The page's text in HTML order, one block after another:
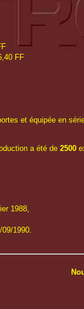
FF
et équipée en
a été de 2500
1988,
1990.